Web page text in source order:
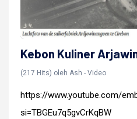
Kebon Kuliner
(217 Hits) oleh Ash - Video
https://www.youtube.com/
si=TBGEu7q5gvCrKqBW